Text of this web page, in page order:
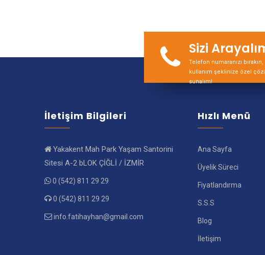
Sizi
Telefon numaranızı bırakın,
kullanım şeklinize özel
sunalım!
İletişim Bilgileri
Yakakent Mah Park Yaşam Santorini
Sitesi A-2 bLOK ÇİĞLİ / İZMİR
0 (542) 811 29 29
0 (542) 811 29 29
info.fatihayhan@gmail.com
Hızlı Menü
Ana Sayfa
Üyelik Süreci
Fiyatlandırma
S.S.S
Blog
İletişim